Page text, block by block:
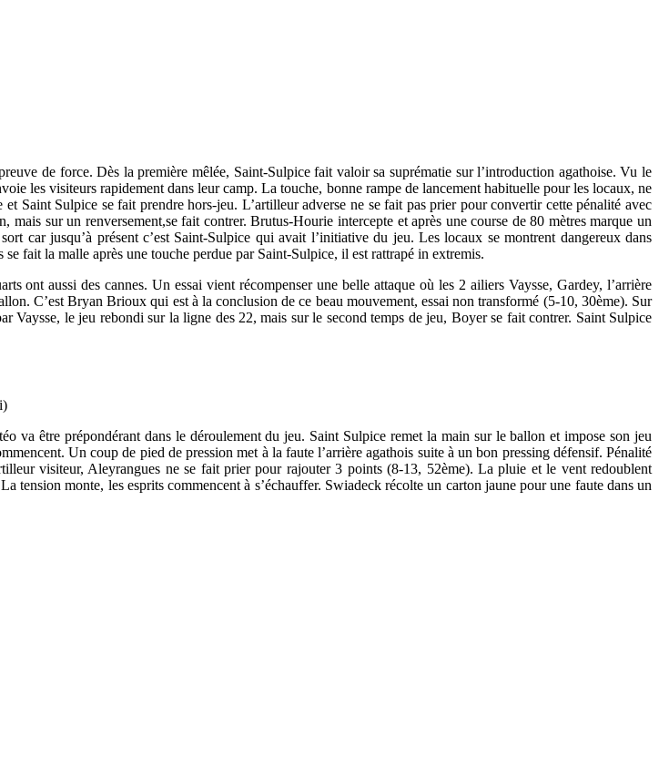
de force. Dès la première mêlée, Saint-Sulpice fait valoir sa suprématie sur l’introduction agathoise. Vu le
les visiteurs rapidement dans leur camp. La touche, bonne rampe de lancement habituelle pour les locaux, ne
Saint Sulpice se fait prendre hors-jeu. L’artilleur adverse ne se fait pas prier pour convertir cette pénalité avec
sur un renversement,se fait contrer. Brutus-Hourie intercepte et après une course de 80 mètres marque un
car jusqu’à présent c’est Saint-Sulpice qui avait l’initiative du jeu. Les locaux se montrent dangereux dans
fait la malle après une touche perdue par Saint-Sulpice, il est rattrapé in extremis.
ont aussi des cannes. Un essai vient récompenser une belle attaque où les 2 ailiers Vaysse, Gardey, l’arrière
C’est Bryan Brioux qui est à la conclusion de ce beau mouvement, essai non transformé (5-10, 30ème). Sur
Vaysse, le jeu rebondi sur la ligne des 22, mais sur le second temps de jeu, Boyer se fait contrer. Saint Sulpice
va être prépondérant dans le déroulement du jeu. Saint Sulpice remet la main sur le ballon et impose son jeu
Un coup de pied de pression met à la faute l’arrière agathois suite à un bon pressing défensif. Pénalité
visiteur, Aleyrangues ne se fait prier pour rajouter 3 points (8-13, 52ème). La pluie et le vent redoublent
tension monte, les esprits commencent à s’échauffer. Swiadeck récolte un carton jaune pour une faute dans un